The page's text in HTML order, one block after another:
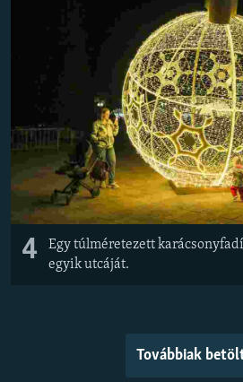
4
Egy túlméretezett
egyik utcáját.
Továbbiak